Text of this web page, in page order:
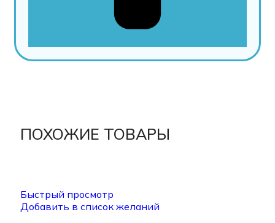
ПОХОЖИЕ ТОВАРЫ
Быстрый просмотр
Добавить в список желаний